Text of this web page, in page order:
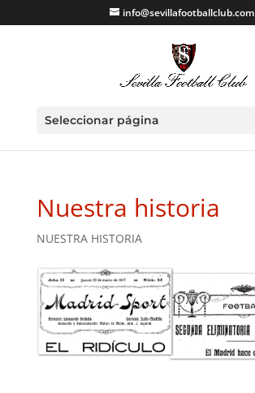
info@sevillafootballclub.com
Seleccionar página
Nuestra historia
NUESTRA HISTORIA